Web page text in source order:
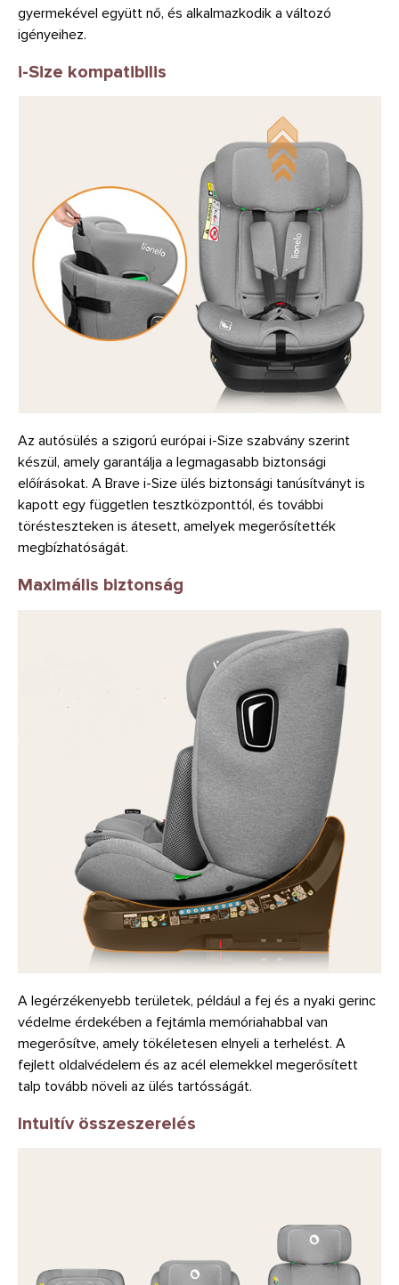
gyermekével együtt nő, és alkalmazkodik a változó
igényeihez.
i-Size kompatibilis
Az autósülés a szigorú európai i-Size szabvány szerint
készül, amely garantálja a legmagasabb biztonsági
előírásokat. A Brave i-Size ülés biztonsági tanúsítványt is
kapott egy független tesztközponttól, és további
törésteszteken is átesett, amelyek megerősítették
megbízhatóságát.
Maximális biztonság
A legérzékenyebb területek, például a fej és a nyaki gerinc
védelme érdekében a fejtámla memóriahabbal van
megerősítve, amely tökéletesen elnyeli a terhelést. A
fejlett oldalvédelem és az acél elemekkel megerősített
talp tovább növeli az ülés tartósságát.
Intuitív összeszerelés